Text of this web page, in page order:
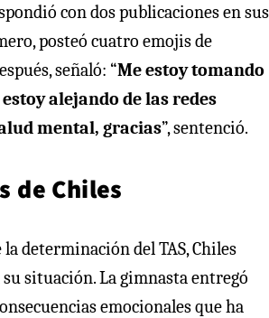
con dos publicaciones en sus
posteó cuatro emojis de
señaló: “Me estoy tomando
alejando de las redes
mental, gracias”, sentenció.
de Chiles
la determinación del TAS, Chiles
situación. La gimnasta entregó
emocionales que ha